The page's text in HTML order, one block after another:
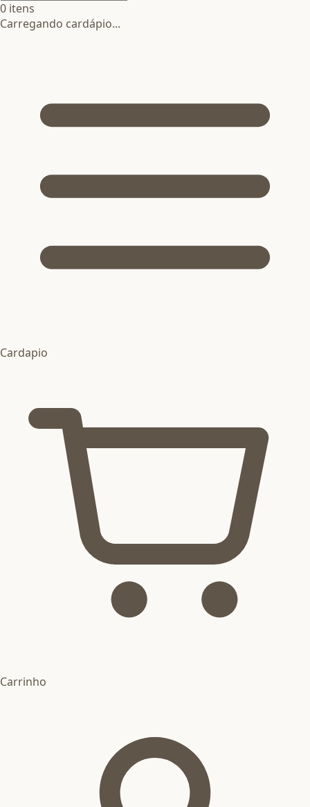
0 itens
Carregando cardápio...
Cardapio
Carrinho